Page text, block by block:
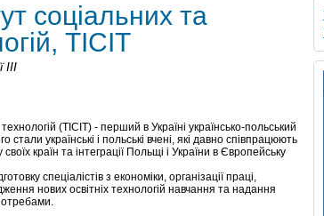
соціальних та
ТІСІТ
III
(ТІСІТ) - перший в Україні українсько-польський
українські і польські вчені, які давно співпрацюють
країн та інтеграції Польщі і України в Європейську
спеціалістів з економіки, організації праці,
нових освітніх технологій навчання та надання